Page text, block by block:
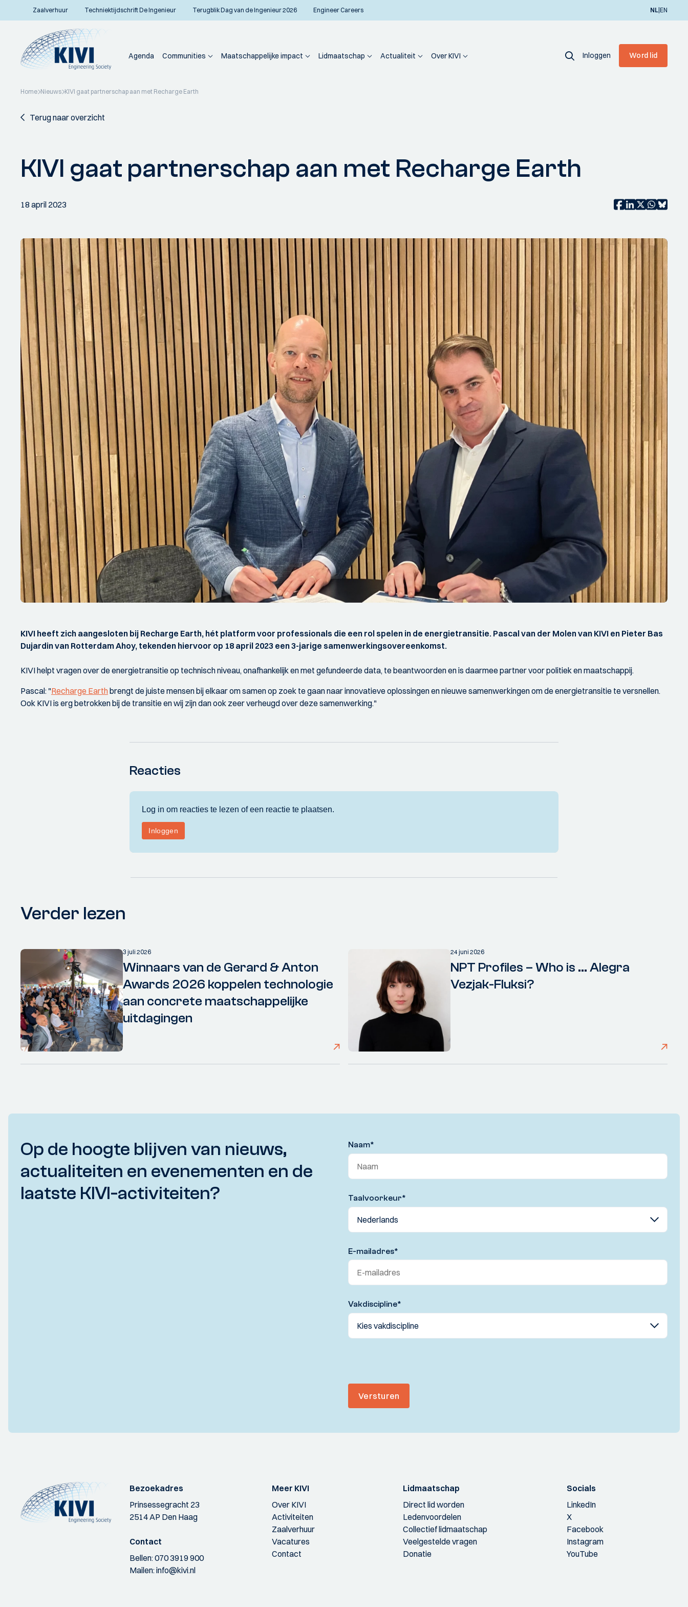
Zaalverhuur Techniektijdschrift De Ingenieur Terugblik Dag van de Ingenieur 2026 Engineer Careers NL|EN
Agenda Communities Maatschappelijke impact Lidmaatschap Actualiteit Over KIVI Inloggen Word lid
Home Nieuws KIVI gaat partnerschap aan met Recharge Earth
Terug naar overzicht
KIVI gaat partnerschap aan met Recharge Earth
18 april 2023
KIVI heeft zich aangesloten bij Recharge Earth, hét platform voor professionals die een rol spelen in de energietransitie. Pascal van der Molen van KIVI en Pieter Bas
Dujardin van Rotterdam Ahoy, tekenden hiervoor op 18 april 2023 een 3-jarige samenwerkingsovereenkomst.
KIVI helpt vragen over de energietransitie op technisch niveau, onafhankelijk en met gefundeerde data, te beantwoorden en is daarmee partner voor politiek en maatschappij.
Pascal: "Recharge Earthbrengt de juiste mensen bij elkaar om samen op zoek te gaan naar innovatieve oplossingen en nieuwe samenwerkingen om de energietransitie te versnellen.
Ook KIVI is erg betrokken bij de transitie en wij zijn dan ook zeer verheugd over deze samenwerking."
Reacties
Verder lezen
3 juli 2026
Winnaars van de Gerard & Anton
Awards 2026 koppelen technologie
aan concrete maatschappelijke
uitdagingen
24 juni 2026
NPT Profiles – Who is ... Alegra
Vezjak-Fluksi?
Op de hoogte blijven van nieuws,
actualiteiten en evenementen en de
laatste KIVI-activiteiten?
Naam*
Taalvoorkeur*
E-mailadres*
Vakdiscipline*
Versturen
Bezoekadres
Prinsessegracht 23
2514 AP Den Haag
Contact
Bellen:070 3919 900
Mailen:info@kivi.nl
Meer KIVI
Over KIVI
Activiteiten
Zaalverhuur
Vacatures
Contact
Lidmaatschap
Direct lid worden
Ledenvoordelen
Collectief lidmaatschap
Veelgestelde vragen
Donatie
Socials
LinkedIn
X
Facebook
Instagram
YouTube